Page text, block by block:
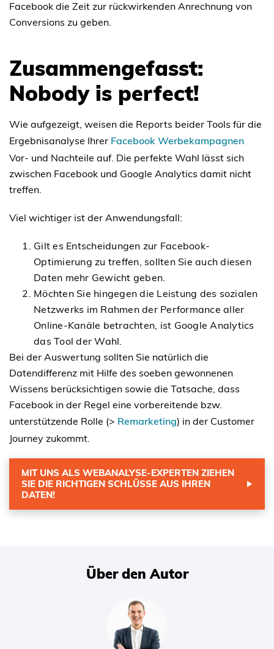
Facebook die Zeit zur rückwirkenden Anrechnung von
Conversions zu geben.
Zusammengefasst:
Nobody is perfect!
Wie aufgezeigt, weisen die Reports beider Tools für die
Ergebnisanalyse Ihrer Facebook Werbekampagnen
Vor- und Nachteile auf. Die perfekte Wahl lässt sich
zwischen Facebook und Google Analytics damit nicht
treffen.
Viel wichtiger ist der Anwendungsfall:
Gilt es Entscheidungen zur Facebook-
Optimierung zu treffen, sollten Sie auch diesen
Daten mehr Gewicht geben.
Möchten Sie hingegen die Leistung des sozialen
Netzwerks im Rahmen der Performance aller
Online-Kanäle betrachten, ist Google Analytics
das Tool der Wahl.
Bei der Auswertung sollten Sie natürlich die
Datendifferenz mit Hilfe des soeben gewonnenen
Wissens berücksichtigen sowie die Tatsache, dass
Facebook in der Regel eine vorbereitende bzw.
unterstützende Rolle (> Remarketing) in der Customer
Journey zukommt.
MIT UNS ALS WEBANALYSE-EXPERTEN ZIEHEN
SIE DIE RICHTIGEN SCHLÜSSE AUS IHREN
DATEN!
Über den Autor